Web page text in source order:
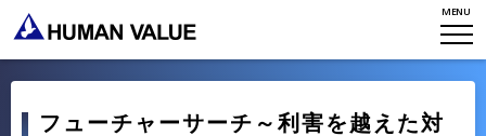
MENU
TOP
WHO WE ARE
会社概要
WHAT WE DO
フューチャーサーチ～利害を越えた対